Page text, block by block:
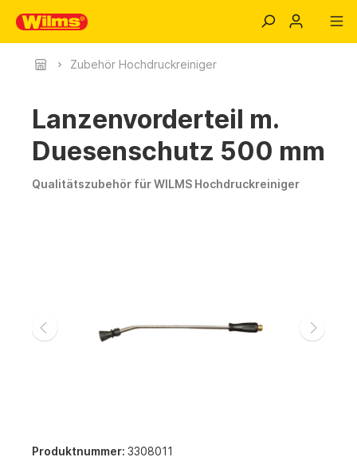
Zubehör Hochdruckreiniger
Lanzenvorderteil m.
Duesenschutz 500 mm
Qualitätszubehör für WILMS Hochdruckreiniger
Produktnummer: 3308011